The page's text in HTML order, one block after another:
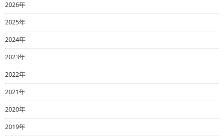
2026年
2025年
2024年
2023年
2022年
2021年
2020年
2019年